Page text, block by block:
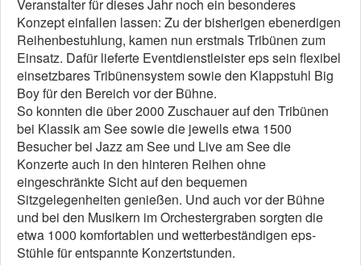
Veranstalter für dieses Jahr noch ein besonderes
Konzept einfallen lassen: Zu der bisherigen ebenerdigen
Reihenbestuhlung, kamen nun erstmals Tribünen zum
Einsatz. Dafür lieferte Eventdienstleister eps sein flexibel
einsetzbares Tribünensystem sowie den Klappstuhl Big
Boy für den Bereich vor der Bühne.
So konnten die über 2000 Zuschauer auf den Tribünen
bei Klassik am See sowie die jeweils etwa 1500
Besucher bei Jazz am See und Live am See die
Konzerte auch in den hinteren Reihen ohne
eingeschränkte Sicht auf den bequemen
Sitzgelegenheiten genießen. Und auch vor der Bühne
und bei den Musikern im Orchestergraben sorgten die
etwa 1000 komfortablen und wetterbeständigen eps-
Stühle für entspannte Konzertstunden.